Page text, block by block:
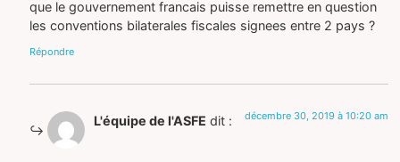
que le gouvernement francais puisse remettre en question
les conventions bilaterales fiscales signees entre 2 pays ?
Répondre
L'équipe de l'ASFE dit : décembre 30, 2019 à 10:20 am